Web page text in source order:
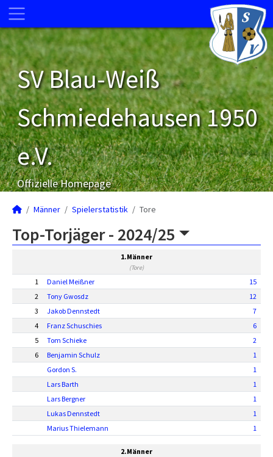
SV Blau-Weiß
Schmiedehausen 1950
e.V.
Offizielle Homepage
Männer Spielerstatistik Tore
Top-Torjäger - 2024/25
1.Männer
(Tore)
1 Daniel Meißner
15
2
Tony Gwosdz
12
3
Jakob Dennstedt
7
4
Franz Schuschies
6
5
Tom Schieke
2
6
Benjamin Schulz
1
Gordon S.
1
Lars Barth
1
Lars Bergner
1
Lukas Dennstedt
1
Marius Thielemann
1
2.Männer